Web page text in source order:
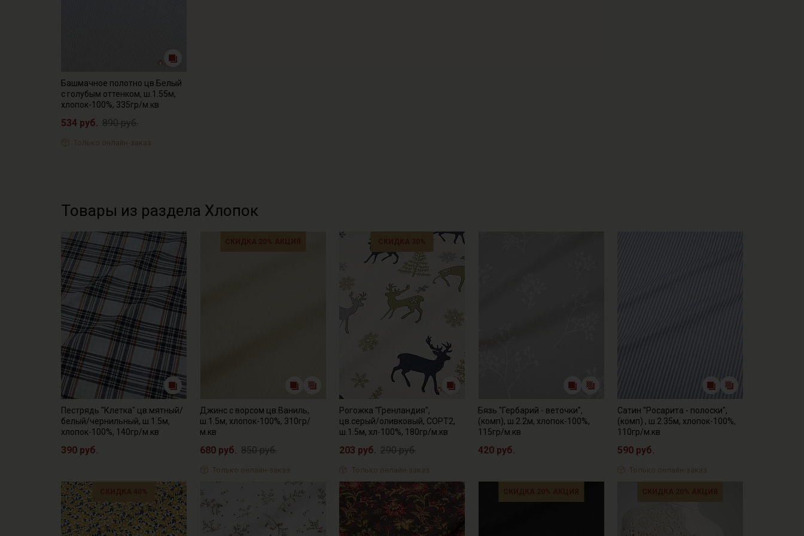
Башмачное полотно цв.Белый
с голубым оттенком, ш.1.55м,
хлопок-100%, 335гр/м.кв
534 руб. 890 руб.
Только онлайн-заказ
Товары из раздела Хлопок
Пестрядь "Клетка" цв.мятный/
белый/чернильный, ш.1.5м,
хлопок-100%, 140гр/м.кв
390 руб.
Джинс с ворсом цв.Ваниль,
ш.1.5м, хлопок-100%, 310гр/
м.кв
680 руб. 850 руб.
Только онлайн-заказ
Рогожка "Гренландия",
цв.серый/оливковый, СОРТ2,
ш.1.5м, хл-100%, 180гр/м.кв
203 руб. 290 руб.
Только онлайн-заказ
Бязь "Гербарий - веточки",
(комп), ш.2.2м, хлопок-100%,
115гр/м.кв
420 руб.
Сатин "Росарита - полоски",
(комп) , ш.2.35м, хлопок-100%,
110гр/м.кв
590 руб.
Только онлайн-заказ